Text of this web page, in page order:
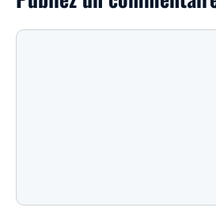
Commentaire